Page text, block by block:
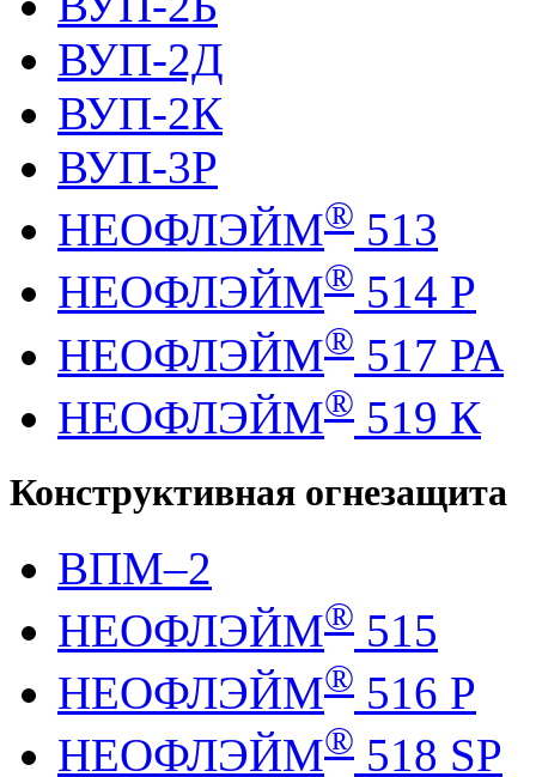
ВУП-2Д
ВУП-2К
ВУП-3Р
НЕОФЛЭЙМ® 513
НЕОФЛЭЙМ® 514 Р
НЕОФЛЭЙМ® 517 РА
НЕОФЛЭЙМ® 519 К
Конструктивная огнезащита
ВПМ–2
НЕОФЛЭЙМ® 515
НЕОФЛЭЙМ® 516 Р
НЕОФЛЭЙМ® 518 SP